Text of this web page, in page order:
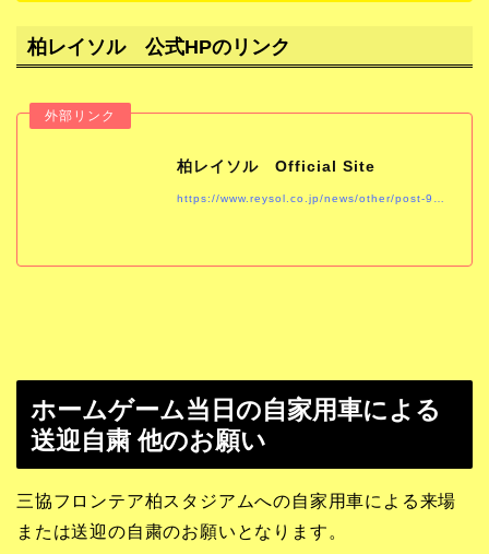
柏レイソル 公式HPのリンク
柏レイソル Official Site
ホームゲーム当日の自家用車による
送迎自粛 他のお願い
三協フロンテア柏スタジアムへの自家用車による来場
または送迎の自粛のお願いとなります。